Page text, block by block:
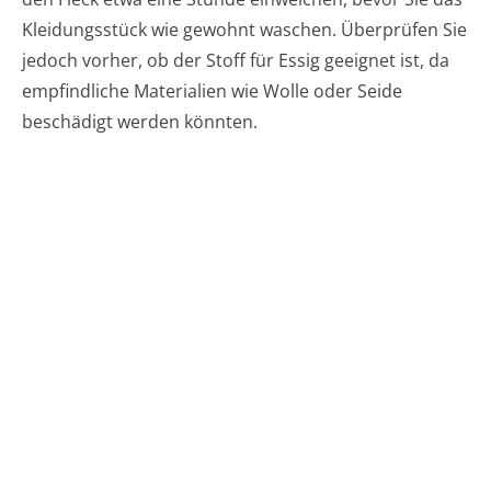
Kleidungsstück wie gewohnt waschen. Überprüfen Sie
jedoch vorher, ob der Stoff für Essig geeignet ist, da
empfindliche Materialien wie Wolle oder Seide
beschädigt werden könnten.